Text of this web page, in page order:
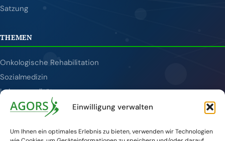
Einwilligung verwalten
Um Ihnen ein optimales Erlebnis zu bieten, verwenden wir Technologien
Satzung
THEMEN
Onkologische Rehabilitation
Sozialmedizin
Lebensqualität
Tumornachsorge